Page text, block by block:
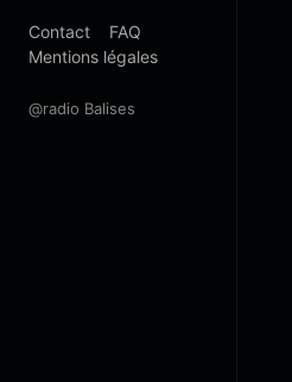
Contact
FAQ
Mentions légales
@radio Balises